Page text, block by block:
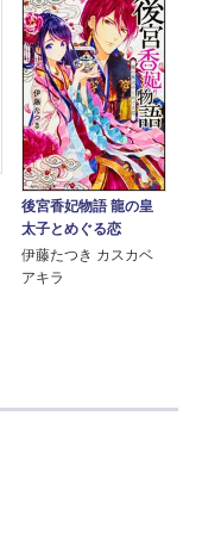
後宮香妃物語 龍の皇
太子とめぐる恋
伊藤たつき カスカベ
アキラ